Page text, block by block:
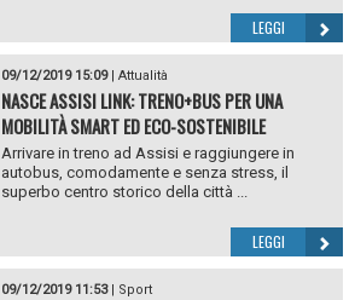
LEGGI
09/12/2019 15:09| Attualità
NASCE ASSISI LINK: TRENO+BUS PER UNA
MOBILITÀ SMART ED ECO-SOSTENIBILE
Arrivare in treno ad Assisi e raggiungere in
autobus, comodamente e senza stress, il
superbo centro storico della città ...
LEGGI
09/12/2019 11:53| Sport